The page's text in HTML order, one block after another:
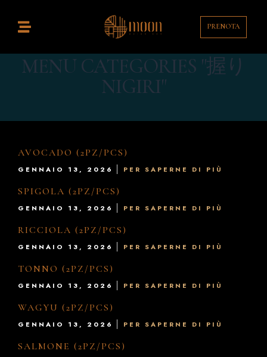
PRENOTA
MENU CATEGORIES "握り
NIGIRI"
AVOCADO (2PZ/PCS)
GENNAIO 13, 2026 PER SAPERNE DI PIÙ
SPIGOLA (2PZ/PCS)
GENNAIO 13, 2026 PER SAPERNE DI PIÙ
RICCIOLA (2PZ/PCS)
GENNAIO 13, 2026 PER SAPERNE DI PIÙ
TONNO (2PZ/PCS)
GENNAIO 13, 2026 PER SAPERNE DI PIÙ
WAGYU (2PZ/PCS)
GENNAIO 13, 2026 PER SAPERNE DI PIÙ
SALMONE (2PZ/PCS)
Bar
List